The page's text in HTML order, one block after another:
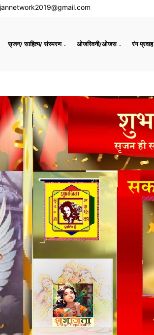
सृजन/ साहित्य/ संस्मरण ओजस्विनी/ओजस रंग प्रवाह